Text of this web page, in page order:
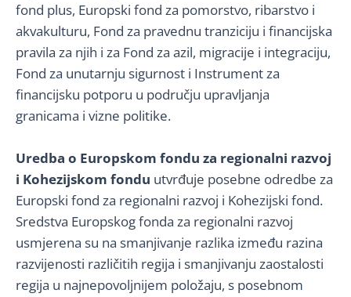
fond plus, Europski fond za pomorstvo, ribarstvo i
akvakulturu, Fond za pravednu tranziciju i financijska
pravila za njih i za Fond za azil, migracije i integraciju,
Fond za unutarnju sigurnost i Instrument za
financijsku potporu u području upravljanja
granicama i vizne politike.
Uredba o Europskom fondu za regionalni razvoj
i Kohezijskom fondu utvrđuje posebne odredbe za
Europski fond za regionalni razvoj i Kohezijski fond.
Sredstva Europskog fonda za regionalni razvoj
usmjerena su na smanjivanje razlika između razina
razvijenosti različitih regija i smanjivanju zaostalosti
regija u najnepovoljnijem položaju, s posebnom